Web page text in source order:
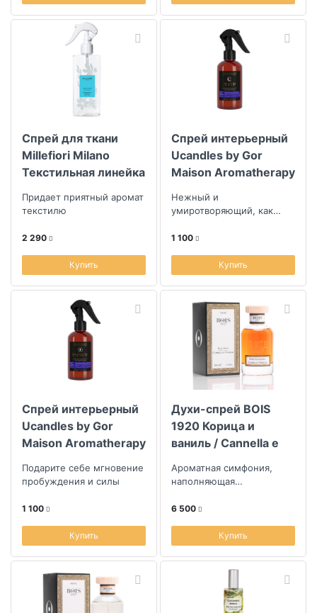
Спрей для ткани
Millefiori Milano
Текстильная линейка
Придает приятный аромат
текстилю
2 290
Купить
Спрей интерьерный
Ucandles by Gor
Maison Aromatherapy
250мл
Нежный и
умиротворяющий, как
за окном
1 100
Купить
Спрей интерьерный
Ucandles by Gor
Maison Aromatherapy
250мл
Подарите себе мгновение
пробуждения и силы
1 100
Купить
Духи-спрей BOIS
1920 Корица и
ваниль / Cannella e
Ароматная симфония,
наполняющая
утонченностью
6 500
Купить